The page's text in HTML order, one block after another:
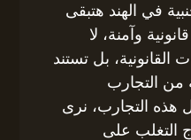
في الهند هتبقى
وآمنة، لا
بل تستند
من التجارب
هذه التجارب، نرى
التغلب على